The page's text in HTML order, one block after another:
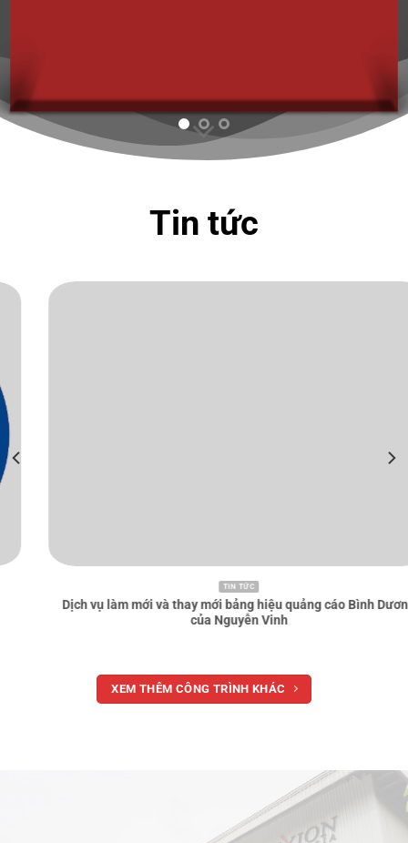
Tin tức
Dịch vụ gia công bảng hiệu chữ 3D bằng máy tại Bình Dương
XEM THÊM CÔNG TRÌNH KHÁC